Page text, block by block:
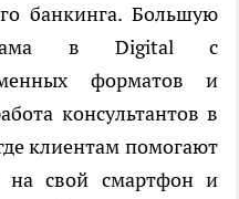
банкинга. Большую
в Digital с
форматов и
консультантов в
клиентам помогают
на свой смартфон и